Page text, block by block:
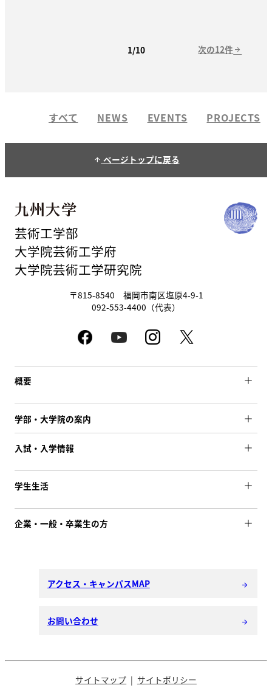
次の12件 arrow_forward
1/10
すべて NEWS EVENTS PROJECTS
arrow_upward ページトップに戻る
芸術工学部
大学院芸術工学府
大学院芸術工学研究院
〒815-8540 福岡市南区塩原4-9-1
092-553-4400（代表）
概要
学部・大学院の案内
入試・入学情報
学生生活
企業・一般・卒業生の方
アクセス・キャンパスMAP arrow_forward
お問い合わせ arrow_forward
サイトマップ サイトポリシー